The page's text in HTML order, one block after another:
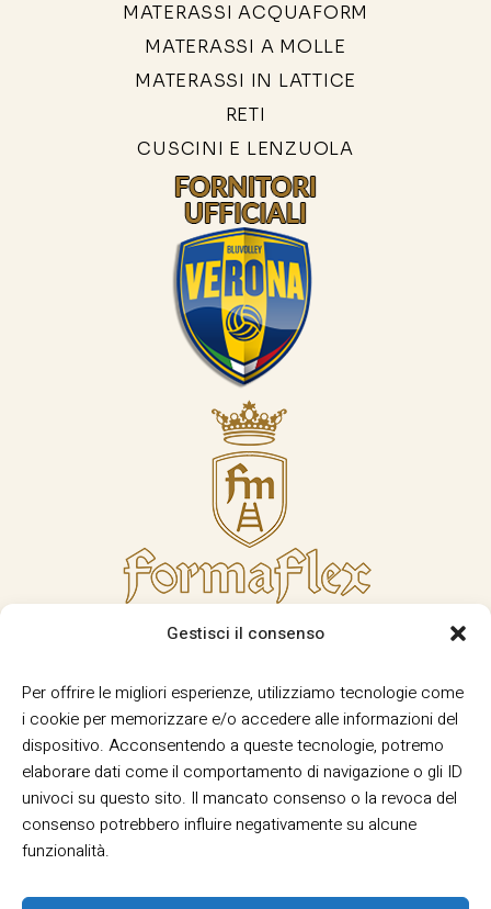
Gestisci il consenso
Per offrire le migliori esperienze, utilizziamo tecnologie come
i cookie per memorizzare e/o accedere alle informazioni del
dispositivo. Acconsentendo a queste tecnologie, potremo
elaborare dati come il comportamento di navigazione o gli ID
univoci su questo sito. Il mancato consenso o la revoca del
consenso potrebbero influire negativamente su alcune
funzionalità.
MATERASSI ACQUAFORM
MATERASSI A MOLLE
MATERASSI IN LATTICE
RETI
CUSCINI E LENZUOLA